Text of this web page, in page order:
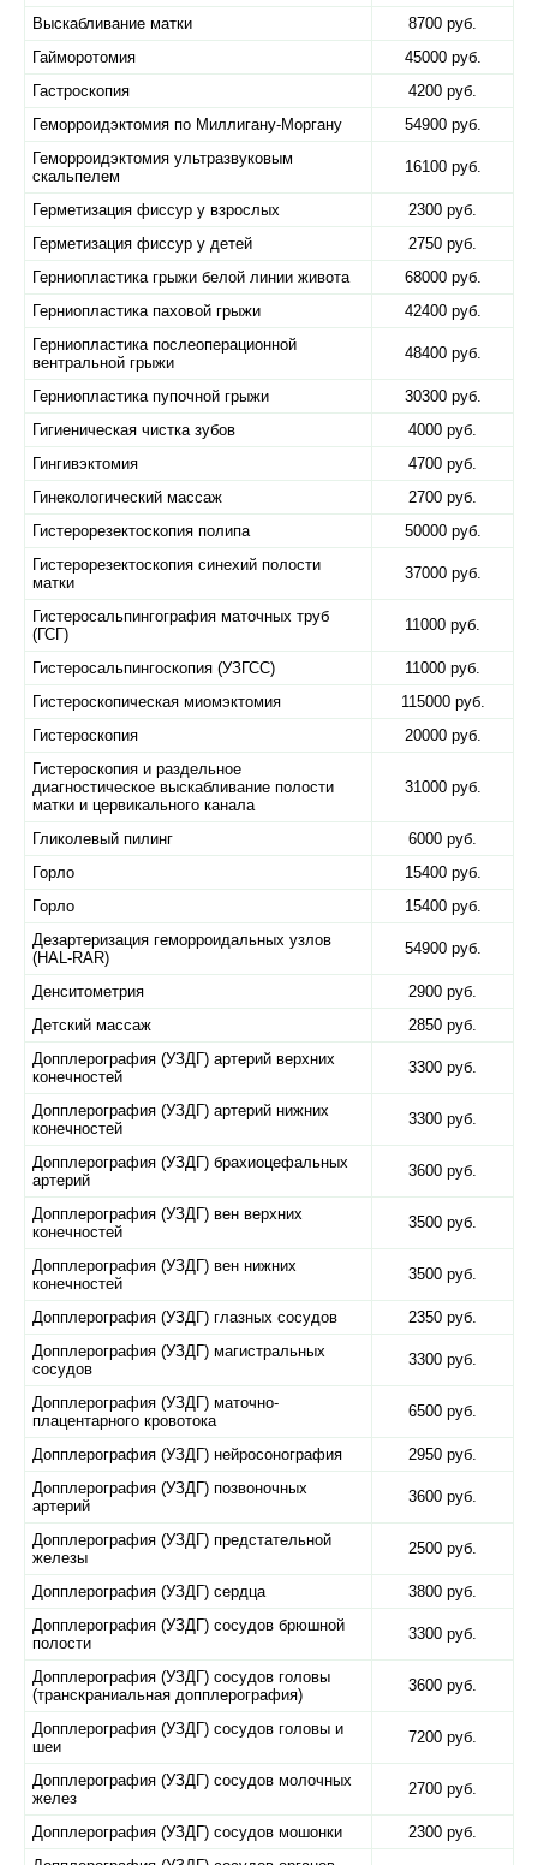
Выскабливание матки
8700 руб.
Гайморотомия
45000 руб.
Гастроскопия
4200 руб.
Геморроидэктомия по Миллигану-Моргану
54900 руб.
Геморроидэктомия ультразвуковым
скальпелем
16100 руб.
Герметизация фиссур у взрослых
2300 руб.
Герметизация фиссур у детей
2750 руб.
Герниопластика грыжи белой линии живота
68000 руб.
Герниопластика паховой грыжи
42400 руб.
Герниопластика послеоперационной
вентральной грыжи
48400 руб.
Герниопластика пупочной грыжи
30300 руб.
Гигиеническая чистка зубов
4000 руб.
Гингивэктомия
4700 руб.
Гинекологический массаж
2700 руб.
Гистерорезектоскопия полипа
50000 руб.
Гистерорезектоскопия синехий полости
матки
37000 руб.
Гистеросальпингография маточных труб
(ГСГ)
11000 руб.
Гистеросальпингоскопия (УЗГСС)
11000 руб.
Гистероскопическая миомэктомия
115000 руб.
Гистероскопия
20000 руб.
Гистероскопия и раздельное
диагностическое выскабливание полости
матки и цервикального канала
31000 руб.
Гликолевый пилинг
6000 руб.
Горло
15400 руб.
Горло
15400 руб.
Дезартеризация геморроидальных узлов
(HAL-RAR)
54900 руб.
Денситометрия
2900 руб.
Детский массаж
2850 руб.
Допплерография (УЗДГ) артерий верхних
конечностей
3300 руб.
Допплерография (УЗДГ) артерий нижних
конечностей
3300 руб.
Допплерография (УЗДГ) брахиоцефальных
артерий
3600 руб.
Допплерография (УЗДГ) вен верхних
конечностей
3500 руб.
Допплерография (УЗДГ) вен нижних
конечностей
3500 руб.
Допплерография (УЗДГ) глазных сосудов
2350 руб.
Допплерография (УЗДГ) магистральных
сосудов
3300 руб.
Допплерография (УЗДГ) маточно-
плацентарного кровотока
6500 руб.
Допплерография (УЗДГ) нейросонография
2950 руб.
Допплерография (УЗДГ) позвоночных
артерий
3600 руб.
Допплерография (УЗДГ) предстательной
железы
2500 руб.
Допплерография (УЗДГ) сердца
3800 руб.
Допплерография (УЗДГ) сосудов брюшной
полости
3300 руб.
Допплерография (УЗДГ) сосудов головы
(транскраниальная допплерография)
3600 руб.
Допплерография (УЗДГ) сосудов головы и
шеи
7200 руб.
Допплерография (УЗДГ) сосудов молочных
желез
2700 руб.
Допплерография (УЗДГ) сосудов мошонки
2300 руб.